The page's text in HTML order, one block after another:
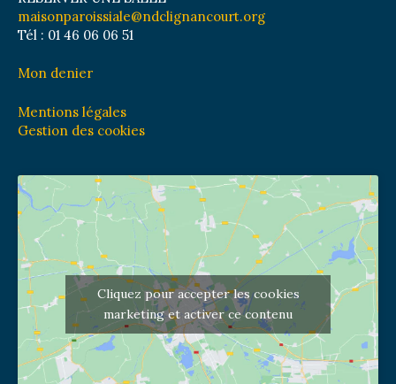
maisonparoissiale@ndclignancourt.org
Tél : 01 46 06 06 51
Mon denier
Mentions légales
Gestion des cookies
Cliquez pour accepter les cookies
marketing et activer ce contenu